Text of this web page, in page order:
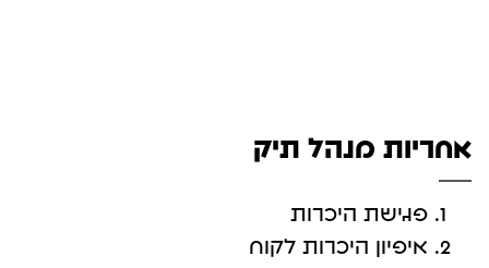
אחריות מנהל תיק
פגישת היכרות
איפיון היכרות לקוח